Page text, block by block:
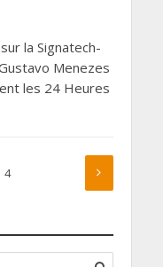
la Signatech-
Menezes
les 24 Heures
4